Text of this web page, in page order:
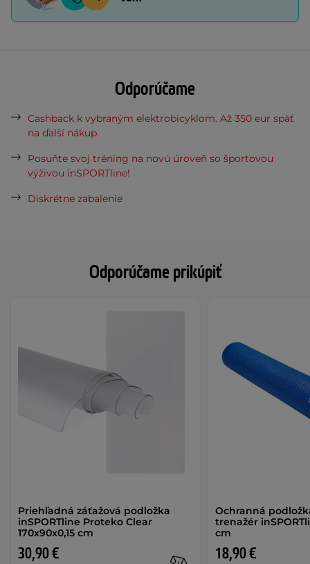
Odporúčame prikúpiť
Priehľadná záťažová podložka
inSPORTline Proteko Clear
170x90x0,15 cm
30,90 €
Ochranná
trenažér
cm
18,90 €
Odporúčame
Cashback k vybraným elektrobicyklom. Až 350 eur späť
na ďalší nákup.
Posuňte svoj tréning na novú úroveň so športovou
výživou inSPORTline!
Diskrétne zabalenie